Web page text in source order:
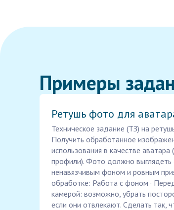
Примеры
Ретушь фото для
Техническое задание (ТЗ) на
Получить обработанное
использования в качестве
профили). Фото должно выглядеть
ненавязчивым фоном и ровным
обработке: Работа с фоном ·
камерой: возможно, убрать
если они отвлекают. Сделать так,